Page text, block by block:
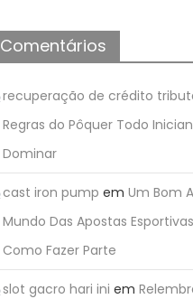
Comentários
recuperação de crédito
Regras do Pôquer Todo
Dominar
cast iron pump emUm Bom
Mundo Das Apostas
Como Fazer Parte
slot gacro hari ini em